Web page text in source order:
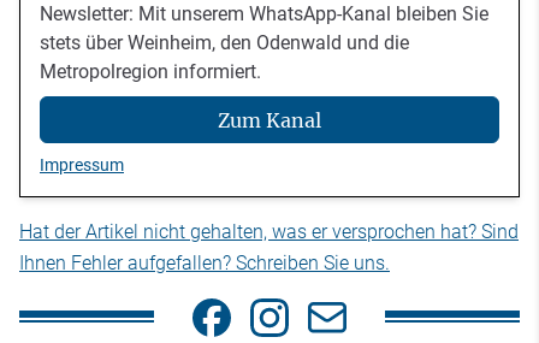
Newsletter: Mit unserem WhatsApp-Kanal bleiben Sie
stets über Weinheim, den Odenwald und die
Metropolregion informiert.
Zum Kanal
Impressum
Hat der Artikel nicht gehalten, was er versprochen hat? Sind
Ihnen Fehler aufgefallen? Schreiben Sie uns.